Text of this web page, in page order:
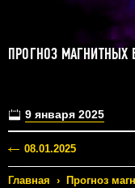
ПРОГНОЗ
9 января 2025
08.01.2025
Главная › Прогноз